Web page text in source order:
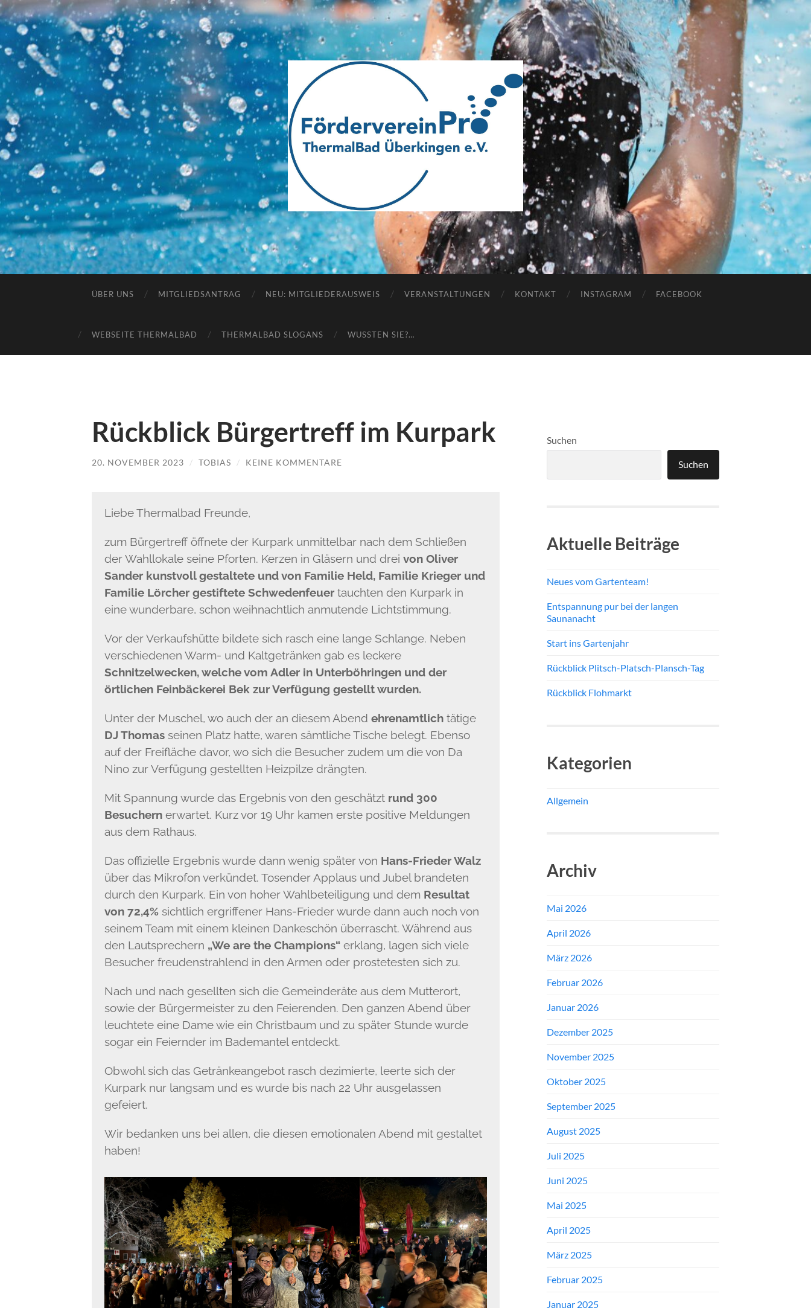
Webseite
des
Fördervereins
Pro
ThermalBad
Überkingen
ÜBER UNS MITGLIEDSANTRAG NEU: MITGLIEDERAUSWEIS VERANSTALTUNGEN KONTAKT INSTAGRAM FACEBOOK
WEBSEITE THERMALBAD THERMALBAD SLOGANS WUSSTEN SIE?…
Rückblick Bürgertreff im Kurpark
20. NOVEMBER 2023 / TOBIAS / KEINE KOMMENTARE
Liebe Thermalbad Freunde,
zum Bürgertreff öffnete der Kurpark unmittelbar nach dem Schließen
der Wahllokale seine Pforten. Kerzen in Gläsern und drei von Oliver
Sander kunstvoll gestaltete und von Familie Held, Familie Krieger und
Familie Lörcher gestiftete Schwedenfeuertauchten den Kurpark in
eine wunderbare, schon weihnachtlich anmutende Lichtstimmung.
Vor der Verkaufshütte bildete sich rasch eine lange Schlange. Neben
verschiedenen Warm- und Kaltgetränken gab es leckere
Schnitzelwecken, welche vom Adler in Unterböhringen und der
örtlichen Feinbäckerei Bek zur Verfügung gestellt wurden.
Unter der Muschel, wo auch der an diesem Abend ehrenamtlichtätige
DJ Thomasseinen Platz hatte, waren sämtliche Tische belegt. Ebenso
auf der Freifläche davor, wo sich die Besucher zudem um die von Da
Nino zur Verfügung gestellten Heizpilze drängten.
Mit Spannung wurde das Ergebnis von den geschätztrund 300
Besuchernerwartet. Kurz vor 19 Uhr kamen erste positive Meldungen
aus dem Rathaus.
Das offizielle Ergebnis wurde dann wenig später von Hans-Frieder Walz
über das Mikrofon verkündet. Tosender Applaus und Jubel brandeten
durch den Kurpark. Ein von hoher Wahlbeteiligung und dem Resultat
von 72,4%sichtlich ergriffener Hans-Frieder wurde dann auch noch von
seinem Team mit einem kleinen Dankeschön überrascht. Während aus
den Lautsprechern „We are the Champions“erklang, lagen sich viele
Besucher freudenstrahlend in den Armen oder prostetesten sich zu.
Nach und nach gesellten sich die Gemeinderäte aus dem Mutterort,
sowie der Bürgermeister zu den Feierenden. Den ganzen Abend über
leuchtete eine Dame wie ein Christbaum und zu später Stunde wurde
sogar ein Feiernder im Bademantel entdeckt.
Obwohl sich das Getränkeangebot rasch dezimierte, leerte sich der
Kurpark nur langsam und es wurde bis nach 22 Uhr ausgelassen
gefeiert.
Wir bedanken uns bei allen, die diesen emotionalen Abend mit gestaltet
haben!
Suchen
Suchen
Aktuelle Beiträge
Neues vom Gartenteam!
Entspannung pur bei der langen
Saunanacht
Start ins Gartenjahr
Rückblick Plitsch-Platsch-Plansch-Tag
Rückblick Flohmarkt
Kategorien
Allgemein
Archiv
Mai 2026
April 2026
März 2026
Februar 2026
Januar 2026
Dezember 2025
November 2025
Oktober 2025
September 2025
August 2025
Juli 2025
Juni 2025
Mai 2025
April 2025
März 2025
Februar 2025
Januar 2025